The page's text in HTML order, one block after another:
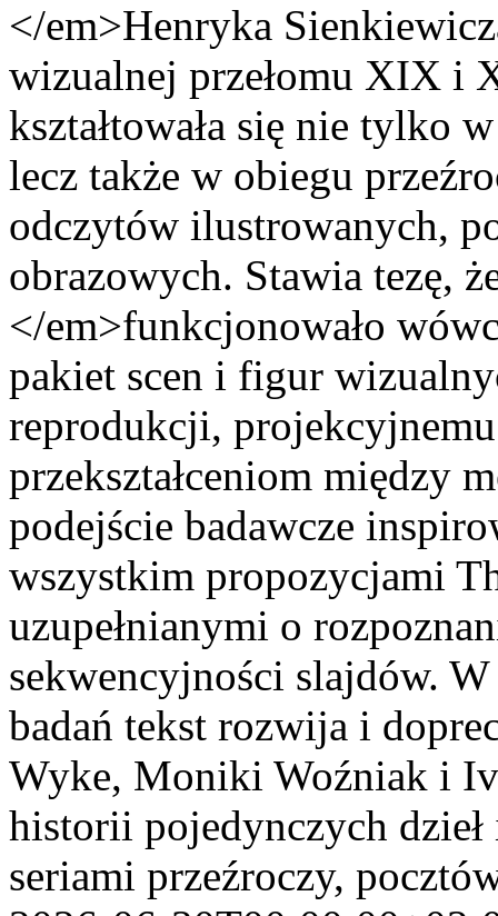
</em>Henryka
wizualnej przełomu XIX i
kształtowała się nie tylko
lecz także w obiegu
odczytów ilustrowanych,
obrazowych. Stawia tezę,
</em>funkcjonowało
pakiet scen i figur
reprodukcji,
przekształceniom między
podejście badawcze
wszystkim propozycjami
uzupełnianymi o
sekwencyjności slajdów.
badań tekst rozwija i
Wyke, Moniki Woźniak i
historii pojedynczych
seriami przeźroczy,